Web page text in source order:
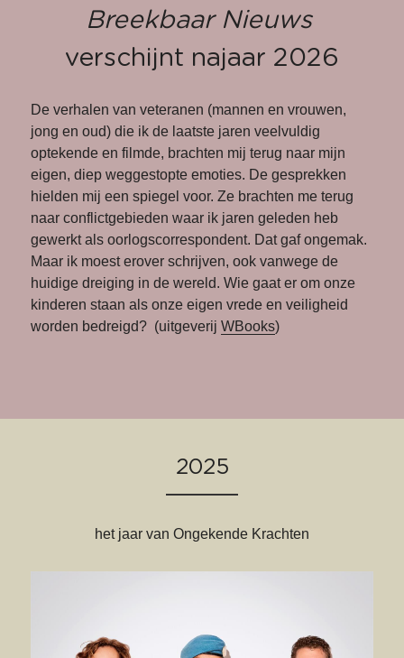
Breekbaar Nieuws
verschijnt najaar 2026
De verhalen van veteranen (mannen en vrouwen,
jong en oud) die ik de laatste jaren veelvuldig
optekende en filmde, brachten mij terug naar mijn
eigen, diep weggestopte emoties. De gesprekken
hielden mij een spiegel voor. Ze brachten me terug
naar conflictgebieden waar ik jaren geleden heb
gewerkt als oorlogscorrespondent. Dat gaf ongemak.
Maar ik moest erover schrijven, ook vanwege de
huidige dreiging in de wereld. Wie gaat er om onze
kinderen staan als onze eigen vrede en veiligheid
worden bedreigd?  (uitgeverij WBooks)
2025
het jaar van Ongekende Krachten